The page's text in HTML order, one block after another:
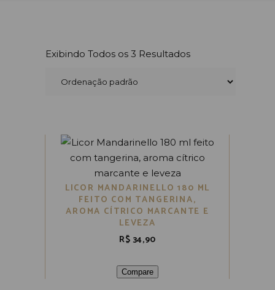
Exibindo Todos os 3 Resultados
LICOR MANDARINELLO 180 ML
FEITO COM TANGERINA,
AROMA CÍTRICO MARCANTE E
LEVEZA
R$ 34,90
Compare